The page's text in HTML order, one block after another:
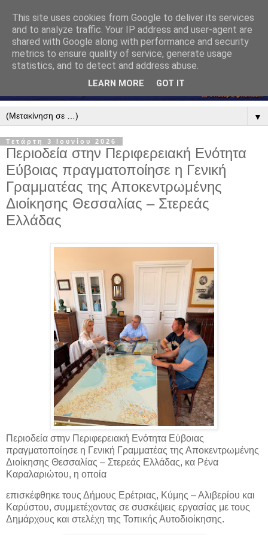
▼
Τετάρτη 3 Ιουνίου 2026
Περιοδεία στην Περιφερειακή Ενότητα
Εύβοιας πραγματοποίησε η Γενική
Γραμματέας της Αποκεντρωμένης
Διοίκησης Θεσσαλίας – Στερεάς
Ελλάδας
Περιοδεία στην Περιφερειακή Ενότητα Εύβοιας
πραγματοποίησε η Γενική Γραμματέας της Αποκεντρωμένης
Διοίκησης Θεσσαλίας – Στερεάς Ελλάδας, κα Ρένα
Καραλαριώτου, η οποία
επισκέφθηκε τους Δήμους Ερέτριας, Κύμης – Αλιβερίου και
Καρύστου, συμμετέχοντας σε συσκέψεις εργασίας με τους
Δημάρχους και στελέχη της Τοπικής Αυτοδιοίκησης.
This site uses cookies from Google to deliver its services
and to analyze traffic. Your IP address and user-agent are
shared with Google along with performance and security
metrics to ensure quality of service, generate usage
statistics, and to detect and address abuse.
LEARN MORE GOT IT